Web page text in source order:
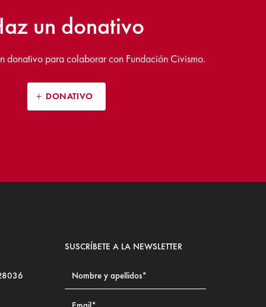
un donativo
donativo para colaborar con Fundación Civismo.
DONATIVO
SUSCRÍBETE A LA NEWSLETTER